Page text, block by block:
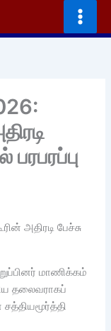
பரபரப்பு
அதிரடி பேச்சு
மாணிக்கம்
தலைவராகப்